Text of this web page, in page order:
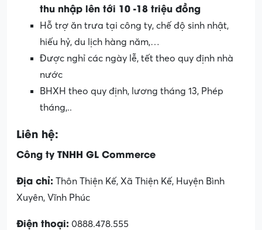
thu nhập lên tới 10 -18 triệu đồng
Hỗ trợ ăn trưa tại công ty, chế độ sinh nhật,
hiếu hỷ, du lịch hàng năm,…
Được nghỉ các ngày lễ, tết theo quy định nhà
nước
BHXH theo quy định, lương tháng 13, Phép
tháng,..
Liên hệ:
Công ty TNHH GL Commerce
Địa chỉ: Thôn Thiện Kế, Xã Thiện Kế, Huyện Bình
Xuyên, Vĩnh Phúc
Điện thoại: 0888.478.555